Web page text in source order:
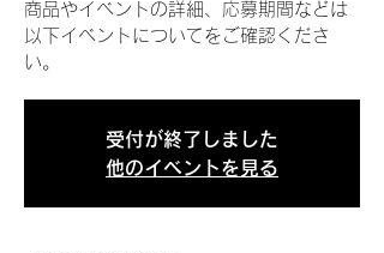
商品やイベントの詳細、応募期間などは
以下イベントについてをご確認くださ
い。
受付が終了しました
他のイベントを見る